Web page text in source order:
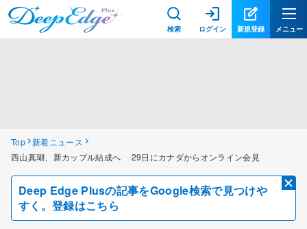
検索 ログイン 新規登録 メニュー
Top 新着ニュース
西山真瑚、新カップル結成へ 29日にカナダからオンライン会見
Deep Edge Plusの記事をGoogle検索で見つけや
すく。登録はこちら